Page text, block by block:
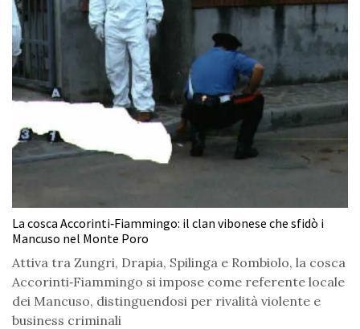
La cosca Accorinti‑Fiammingo: il clan vibonese che sfidò i
Mancuso nel Monte Poro
Attiva tra Zungri, Drapia, Spilinga e Rombiolo, la cosca
Accorinti‑Fiammingo si impose come referente locale
dei Mancuso, distinguendosi per rivalità violente e
business criminali